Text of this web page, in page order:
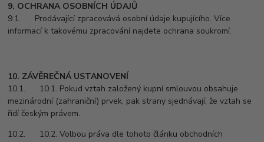
9. OCHRANA OSOBNÍCH ÚDAJŮ
9.1. Prodávající zpracovává osobní údaje kupujícího. Více
informací k takovému zpracování najdete ochrana soukromí.
10. ZÁVĚREČNÁ USTANOVENÍ
10.1. 10.1. Pokud vztah založený kupní smlouvou obsahuje
mezinárodní (zahraniční) prvek, pak strany sjednávají, že vztah se
řídí českým právem.
10.2. 10.2. Volbou práva dle tohoto článku obchodních